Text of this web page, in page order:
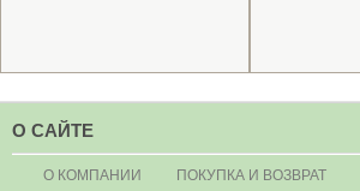
О САЙТЕ
О КОМПАНИИ ПОКУПКА И ВОЗВРАТ